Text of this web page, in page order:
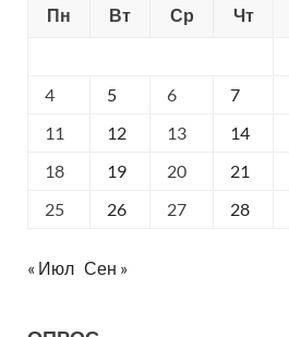
Пн
Вт Ср Чт
4
5 6 7
11
12 13 14
18
19 20 21
25
26 27 28
« Июл Сен »